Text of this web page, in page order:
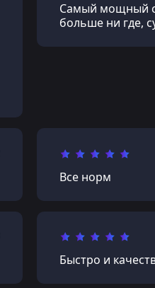
Самый мощный
больше ни где,
Все норм
Быстро и